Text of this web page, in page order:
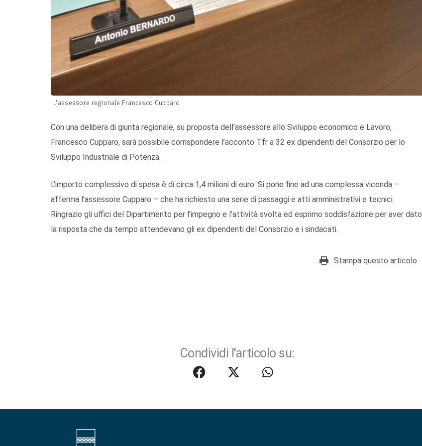
L'assessore regionale Francesco Cupparo
Con una delibera di giunta regionale, su proposta dell’assessore allo Sviluppo economico e Lavoro,
Francesco Cupparo, sarà possibile corrispondere l’acconto Tfr a 32 ex dipendenti del Consorzio per lo
Sviluppo Industriale di Potenza.
L’importo complessivo di spesa è di circa 1,4 milioni di euro. Si pone fine ad una complessa vicenda –
afferma l’assessore Cupparo – che ha richiesto una serie di passaggi e atti amministrativi e tecnici.
Ringrazio gli uffici del Dipartimento per l’impegno e l’attività svolta ed esprimo soddisfazione per aver dato
la risposta che da tempo attendevano gli ex dipendenti del Consorzio e i sindacati.
Stampa questo articolo
Condividi l'articolo su: